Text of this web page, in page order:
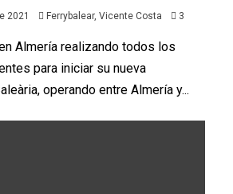
2021 Ferrybalear, Vicente Costa 3
Almería realizando todos los
para iniciar su nueva
operando entre Almería y...